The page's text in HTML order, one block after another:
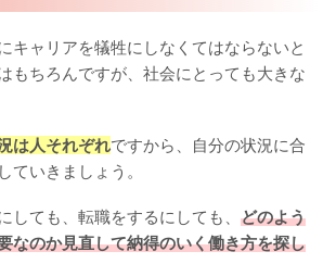
キャリアを犠牲にしなくてはならないと
もちろんですが、社会にとっても大きな
は人それぞれですから、自分の状況に合
ていきましょう。
しても、転職をするにしても、 どのよう
なのか見直して納得のいく働き方を探し